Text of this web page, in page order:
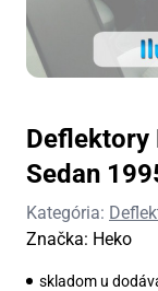
Deflektory
Sedan
Kategória:
Značka: Heko
skladom u